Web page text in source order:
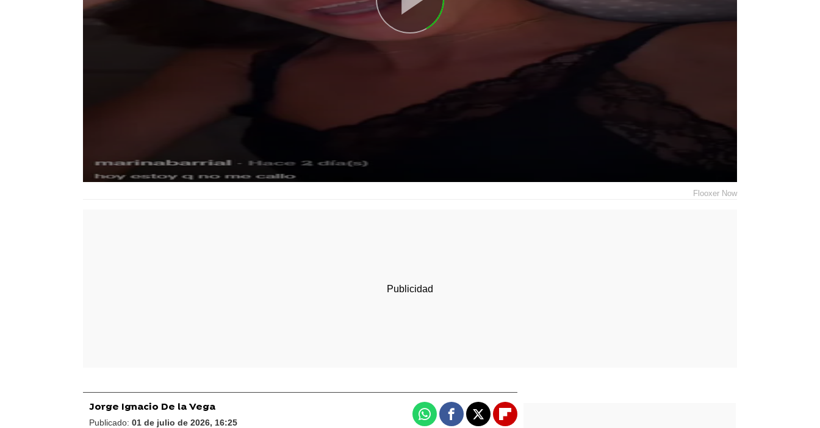
Flooxer Now
Jorge Ignacio De la Vega
Publicado: 01 de julio de 2026, 16:25 WhatsappFacebook
X Flipboard